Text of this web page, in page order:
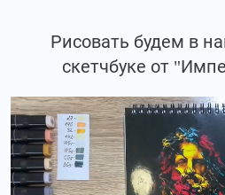
Рисовать будем в
скетчбуке от